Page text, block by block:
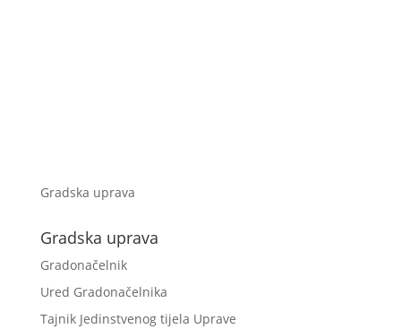
Gradska uprava
Gradska uprava
Gradonačelnik
Ured Gradonačelnika
Tajnik Jedinstvenog tijela Uprave